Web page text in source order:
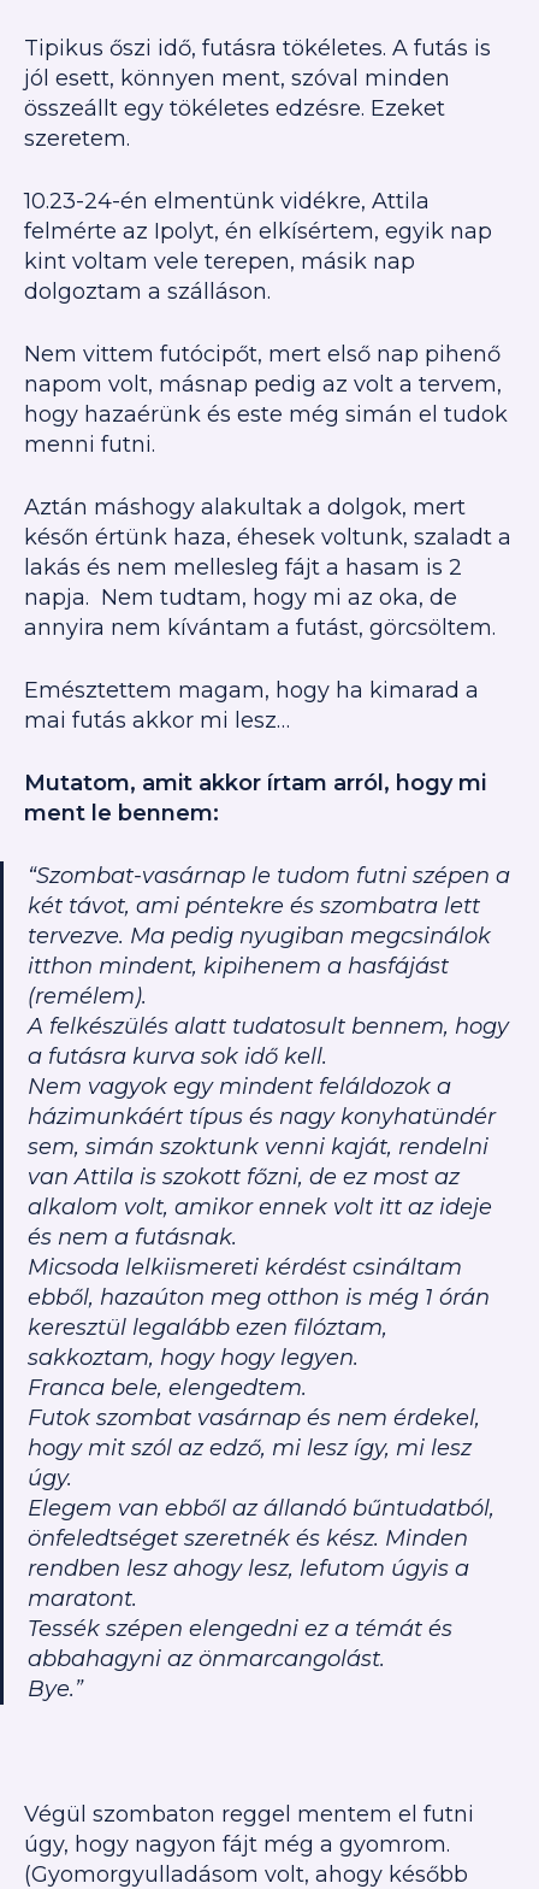
Tipikus őszi idő, futásra tökéletes. A futás is
jól esett, könnyen ment, szóval minden
összeállt egy tökéletes edzésre. Ezeket
szeretem.
10.23-24-én elmentünk vidékre, Attila
felmérte az Ipolyt, én elkísértem, egyik nap
kint voltam vele terepen, másik nap
dolgoztam a szálláson.
Nem vittem futócipőt, mert első nap pihenő
napom volt, másnap pedig az volt a tervem,
hogy hazaérünk és este még simán el tudok
menni futni.
Aztán máshogy alakultak a dolgok, mert
későn értünk haza, éhesek voltunk, szaladt a
lakás és nem mellesleg fájt a hasam is 2
napja. Nem tudtam, hogy mi az oka, de
annyira nem kívántam a futást, görcsöltem.
Emésztettem magam, hogy ha kimarad a
mai futás akkor mi lesz…
Mutatom, amit akkor írtam arról, hogy mi
ment le bennem:
“Szombat-vasárnap le tudom futni szépen a
két távot, ami péntekre és szombatra lett
tervezve. Ma pedig nyugiban megcsinálok
itthon mindent, kipihenem a hasfájást
(remélem).
A felkészülés alatt tudatosult bennem, hogy
a futásra kurva sok idő kell.
Nem vagyok egy mindent feláldozok a
házimunkáért típus és nagy konyhatündér
sem, simán szoktunk venni kaját, rendelni
van Attila is szokott főzni, de ez most az
alkalom volt, amikor ennek volt itt az ideje
és nem a futásnak.
Micsoda lelkiismereti kérdést csináltam
ebből, hazaúton meg otthon is még 1 órán
keresztül legalább ezen filóztam,
sakkoztam, hogy hogy legyen.
Franca bele, elengedtem.
Futok szombat vasárnap és nem érdekel,
hogy mit szól az edző, mi lesz így, mi lesz
úgy.
Elegem van ebből az állandó bűntudatból,
önfeledtséget szeretnék és kész. Minden
rendben lesz ahogy lesz, lefutom úgyis a
maratont.
Tessék szépen elengedni ez a témát és
abbahagyni az önmarcangolást.
Bye.”
Végül szombaton reggel mentem el futni
úgy, hogy nagyon fájt még a gyomrom.
(Gyomorgyulladásom volt, ahogy később